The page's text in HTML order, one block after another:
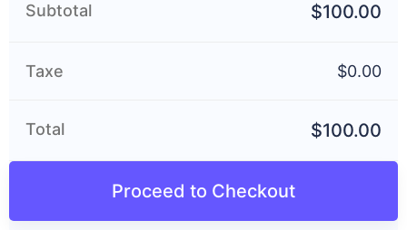
Subtotal $100.00
Taxe $0.00
Total $100.00
Proceed to Checkout